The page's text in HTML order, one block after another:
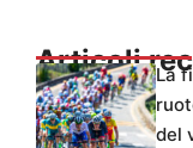
Articoli
La
del